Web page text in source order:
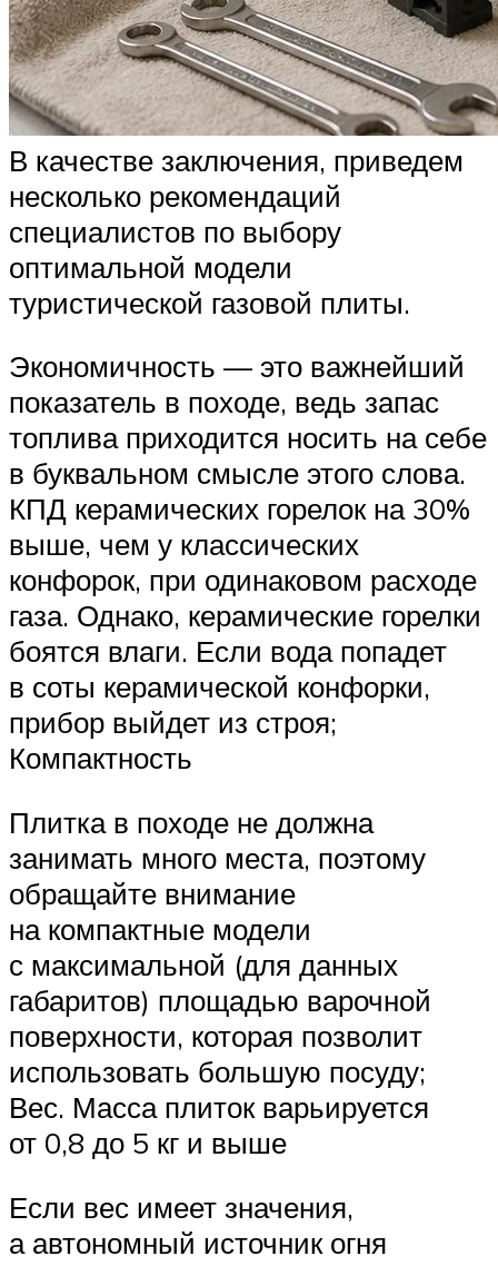
В качестве заключения, приведем
несколько рекомендаций
специалистов по выбору
оптимальной модели
туристической газовой плиты.
Экономичность — это важнейший
показатель в походе, ведь запас
топлива приходится носить на себе
в буквальном смысле этого слова.
КПД керамических горелок на 30%
выше, чем у классических
конфорок, при одинаковом расходе
газа. Однако, керамические горелки
боятся влаги. Если вода попадет
в соты керамической конфорки,
прибор выйдет из строя;
Компактность
Плитка в походе не должна
занимать много места, поэтому
обращайте внимание
на компактные модели
с максимальной (для данных
габаритов) площадью варочной
поверхности, которая позволит
использовать большую посуду;
Вес. Масса плиток варьируется
от 0,8 до 5 кг и выше
Если вес имеет значения,
а автономный источник огня